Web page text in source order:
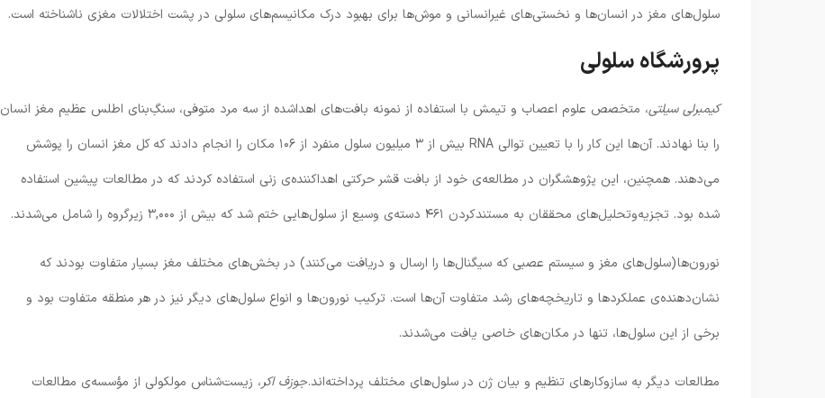
سلول‌های مغز در انسان‌ها و نخستی‌های غیرانسانی و موش‌ها برای بهبود درک مکانیسم‌های سلولی در پشت اختلالات مغزی ناشناخته است.
پرورشگاه سلولی
کیمبرلی سیلتی، متخصص علوم اعصاب و تیمش با استفاده از نمونه بافت‌های اهداشده از سه مرد متوفی، سنگِ‌بنای اطلس عظیم مغز انسان
را بنا نهادند. آن‌ها این‌ کار را با تعیین توالی RNA بیش از ۳ میلیون سلول منفرد از ۱۰۶ مکان را انجام دادند که کل مغز انسان را پوشش
می‌دهند. همچنین، این پژوهشگران در مطالعه‌ی خود از بافت قشر حرکتی اهداکننده‌ی زنی استفاده کردند که در مطالعات پیشین استفاده
شده بود. تجزیه‌وتحلیل‌های محققان به مستندکردن ۴۶۱ دسته‌ی وسیع از سلول‌هایی ختم شد که بیش از ۳,۰۰۰ زیرگروه را شامل می‌شدند.
نورون‌ها (سلول‌های مغز و سیستم عصبی که سیگنال‌ها را ارسال و دریافت می‌کنند) در بخش‌های مختلف مغز بسیار متفاوت بودند که
نشان‌دهنده‌ی عملکردها و تاریخچه‌های رشد متفاوت آن‌ها است. ترکیب‌ نورون‌ها و انواع سلول‌های دیگر نیز در هر منطقه متفاوت بود و
برخی از این سلول‌ها، تنها در مکان‌های خاصی یافت می‌شدند.
مطالعات دیگر به سازوکارهای تنظیم و بیان ژن در سلول‌های مختلف پرداخته‌اند.جوزف اکر، زیست‌شناس مولکولی از مؤسسه‌ی مطالعات